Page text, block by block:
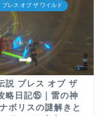
レス オブ ザ ワイルド
説 ブレス オブ ザ
略日記⑮｜雷の神
ボリスの謎解きと